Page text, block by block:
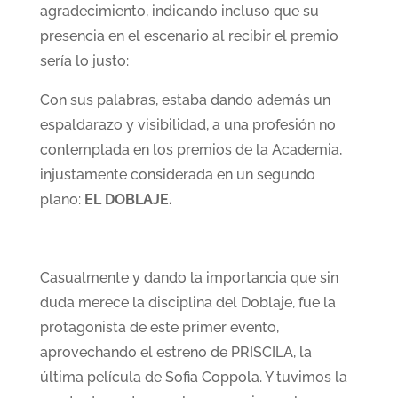
agradecimiento, indicando incluso que su
presencia en el escenario al recibir el premio
sería lo justo:
Con sus palabras, estaba dando además un
espaldarazo y visibilidad, a una profesión no
contemplada en los premios de la Academia,
injustamente considerada en un segundo
plano: EL DOBLAJE.
Casualmente y dando la importancia que sin
duda merece la disciplina del Doblaje, fue la
protagonista de este primer evento,
aprovechando el estreno de PRISCILA, la
última película de Sofia Coppola. Y tuvimos la